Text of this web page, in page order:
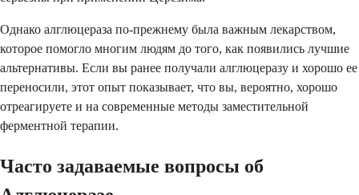
Однако алглюцераза по-прежнему была важным лекарством,
которое помогло многим людям до того, как появились лучшие
альтернативы. Если вы ранее получали алглюцеразу и хорошо ее
переносили, этот опыт показывает, что вы, вероятно, хорошо
отреагируете и на современные методы заместительной
ферментной терапии.
Часто задаваемые вопросы об